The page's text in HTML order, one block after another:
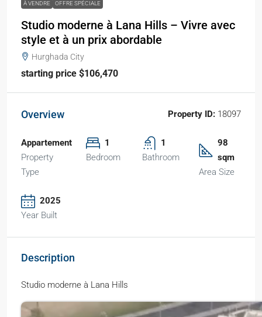
À VENDRE OFFRE SPÉCIALE
Studio moderne à Lana Hills – Vivre avec
style et à un prix abordable
Hurghada City
starting price $106,470
Overview Property ID: 18097
Appartement
Property
Type
1
Bedroom
1
Bathroom
98
sqm
Area Size
2025
Year Built
Description
Studio moderne à Lana Hills